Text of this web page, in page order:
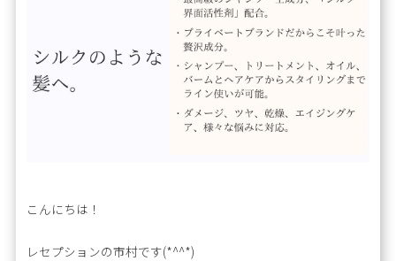
こんにちは！
レセプションの市村です(*^^*)